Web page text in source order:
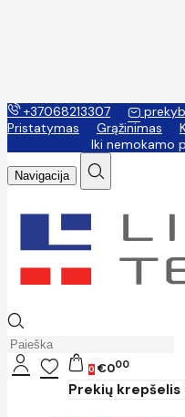
+37068213307
Pristatymas
Grąžinimas
Iki nemokamo
Navigacija
0 €000
Prekių krepšelis